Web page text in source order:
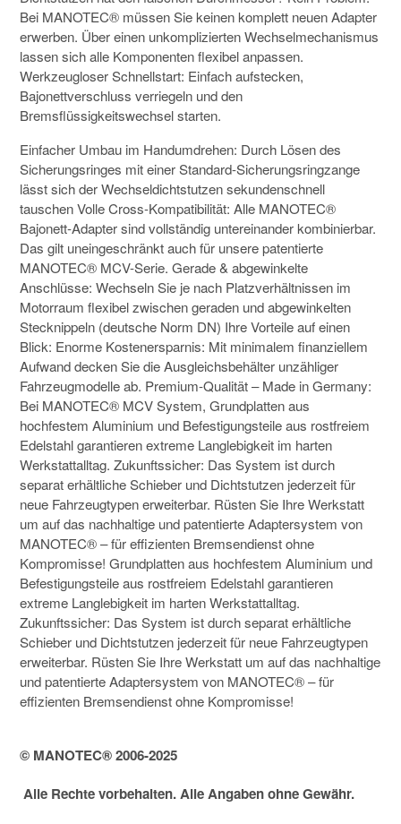
Bei MANOTEC® müssen Sie keinen komplett neuen Adapter
erwerben. Über einen unkomplizierten Wechselmechanismus
lassen sich alle Komponenten flexibel anpassen.
Werkzeugloser Schnellstart: Einfach aufstecken,
Bajonettverschluss verriegeln und den
Bremsflüssigkeitswechsel starten.
Einfacher Umbau im Handumdrehen: Durch Lösen des
Sicherungsringes mit einer Standard-Sicherungsringzange
lässt sich der Wechseldichtstutzen sekundenschnell
tauschen Volle Cross-Kompatibilität: Alle MANOTEC®
Bajonett-Adapter sind vollständig untereinander kombinierbar.
Das gilt uneingeschränkt auch für unsere patentierte
MANOTEC® MCV-Serie. Gerade & abgewinkelte
Anschlüsse: Wechseln Sie je nach Platzverhältnissen im
Motorraum flexibel zwischen geraden und abgewinkelten
Stecknippeln (deutsche Norm DN) Ihre Vorteile auf einen
Blick: Enorme Kostenersparnis: Mit minimalem finanziellem
Aufwand decken Sie die Ausgleichsbehälter unzähliger
Fahrzeugmodelle ab. Premium-Qualität – Made in Germany:
Bei MANOTEC® MCV System, Grundplatten aus
hochfestem Aluminium und Befestigungsteile aus rostfreiem
Edelstahl garantieren extreme Langlebigkeit im harten
Werkstattalltag. Zukunftssicher: Das System ist durch
separat erhältliche Schieber und Dichtstutzen jederzeit für
neue Fahrzeugtypen erweiterbar. Rüsten Sie Ihre Werkstatt
um auf das nachhaltige und patentierte Adaptersystem von
MANOTEC® – für effizienten Bremsendienst ohne
Kompromisse! Grundplatten aus hochfestem Aluminium und
Befestigungsteile aus rostfreiem Edelstahl garantieren
extreme Langlebigkeit im harten Werkstattalltag.
Zukunftssicher: Das System ist durch separat erhältliche
Schieber und Dichtstutzen jederzeit für neue Fahrzeugtypen
erweiterbar. Rüsten Sie Ihre Werkstatt um auf das nachhaltige
und patentierte Adaptersystem von MANOTEC® – für
effizienten Bremsendienst ohne Kompromisse!
© MANOTEC® 2006-2025
Alle Rechte vorbehalten. Alle Angaben ohne Gewähr.